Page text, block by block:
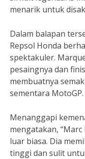
menarik untuk
Dalam balapan
Repsol Honda
spektakuler.
pesaingnya dan
membuatnya
sementara MotoGP.
Menanggapi
mengatakan,
luar biasa. Dia
tinggi dan sulit